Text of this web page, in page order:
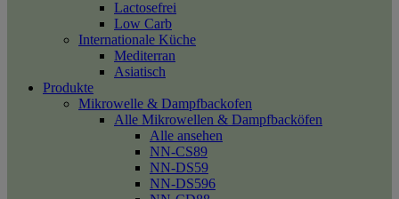
Lactosefrei
Low Carb
Internationale Küche
Mediterran
Asiatisch
Produkte
Mikrowelle & Dampfbackofen
Alle Mikrowellen & Dampfbacköfen
Alle ansehen
NN-CS89
NN-DS59
NN-DS596